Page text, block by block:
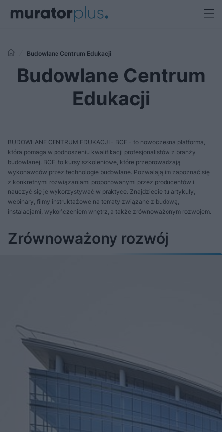
Budowlane Centrum Edukacji
Budowlane Centrum
Edukacji
BUDOWLANE CENTRUM EDUKACJI - BCE - to nowoczesna platforma,
która pomaga w podnoszeniu kwalifikacji profesjonalistów z branży
budowlanej. BCE, to kursy szkoleniowe, które przeprowadzają
wykonawców przez technologie budowlane. Pozwalają im zapoznać się
z konkretnymi rozwiązaniami proponowanymi przez producentów i
nauczyć się je wykorzystywać w praktyce. Znajdziecie tu artykuły,
webinary, filmy instruktażowe na tematy związane z budową,
instalacjami, wykończeniem wnętrz, a także zrównoważonym rozwojem.
Zrównoważony rozwój